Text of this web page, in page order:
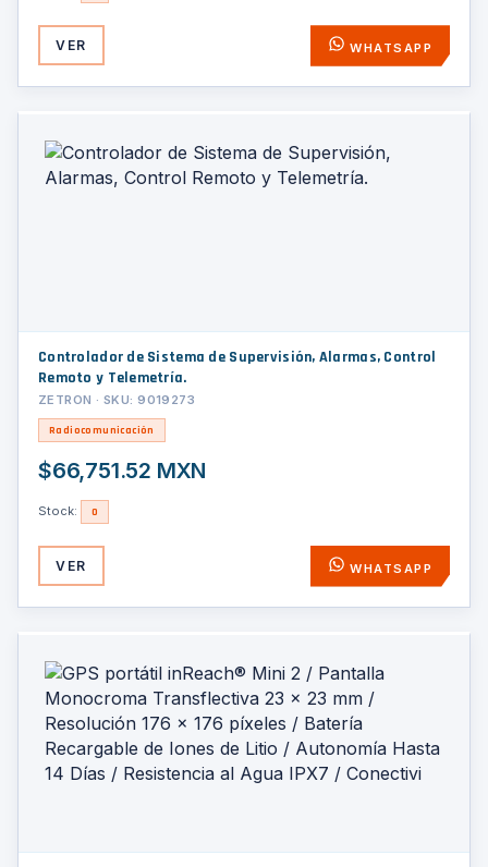
VER WHATSAPP
Controlador de Sistema de Supervisión, Alarmas, Control
Remoto y Telemetría.
ZETRON · SKU: 9019273
Radiocomunicación
$66,751.52 MXN
Stock: 0
VER WHATSAPP